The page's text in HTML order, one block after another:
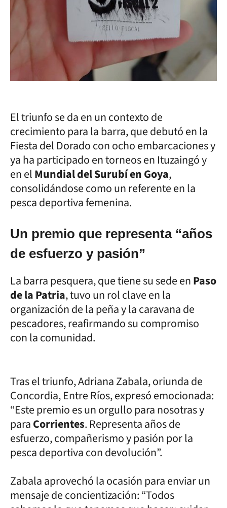
El triunfo se da en un contexto de
crecimiento para la barra, que debutó en la
Fiesta del Dorado con ocho embarcaciones y
ya ha participado en torneos en Ituzaingó y
en elMundial del Surubí en Goya,
consolidándose como un referente en la
pesca deportiva femenina.
Un premio que representa “años
de esfuerzo y pasión”
La barra pesquera, que tiene su sede enPaso
de la Patria, tuvo un rol clave en la
organización de la peña y la caravana de
pescadores, reafirmando su compromiso
con la comunidad.
Tras el triunfo, Adriana Zabala, oriunda de
Concordia, Entre Ríos, expresó emocionada:
“Este premio es un orgullo para nosotras y
paraCorrientes. Representa años de
esfuerzo, compañerismo y pasión por la
pesca deportiva con devolución”.
Zabala aprovechó la ocasión para enviar un
mensaje de concientización: “Todos